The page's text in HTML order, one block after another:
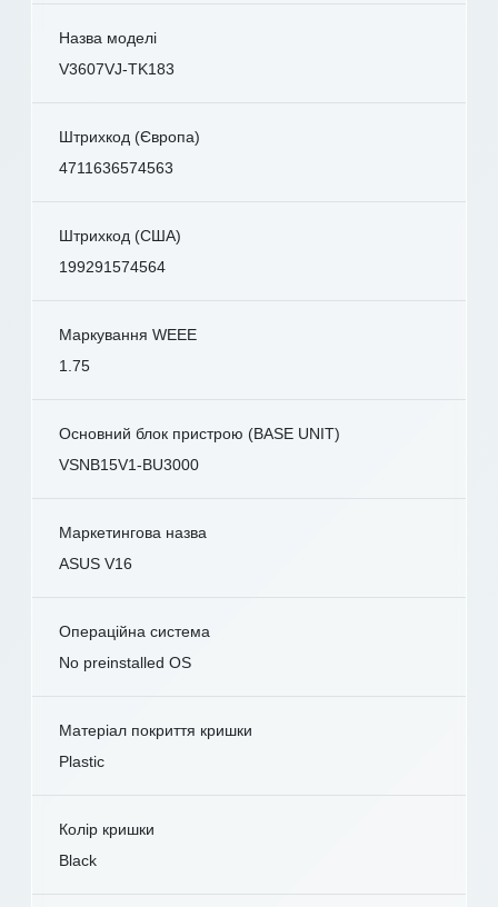
Назва моделі
V3607VJ-TK183
Штрихкод (Європа)
4711636574563
Штрихкод (США)
199291574564
Маркування WEEE
1.75
Основний блок пристрою (BASE UNIT)
VSNB15V1-BU3000
Маркетингова назва
ASUS V16
Операційна система
No preinstalled OS
Матеріал покриття кришки
Plastic
Колір кришки
Black